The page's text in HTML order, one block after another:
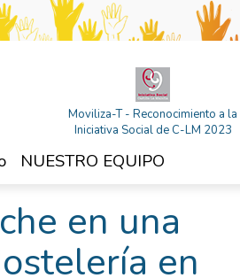
Moviliza-T - Reconocimiento a la
Iniciativa Social de C-LM 2023
NUESTRO EQUIPO
en una
en